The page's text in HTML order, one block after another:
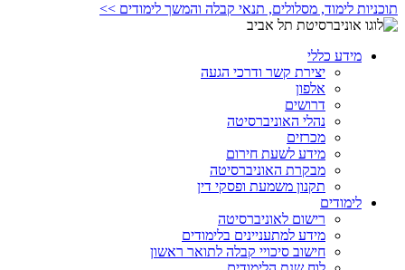
תוכניות לימוד, מסלולים, תנאי קבלה והמשך לימודים >>
מידע כללי
יצירת קשר ודרכי הגעה
אלפון
דרושים
נהלי האוניברסיטה
מכרזים
מידע לשעת חירום
מבקרת האוניברסיטה
תקנון משמעת ופסקי דין
לימודים
רישום לאוניברסיטה
מידע למתעניינים בלימודים
חישוב סיכויי קבלה לתואר ראשון